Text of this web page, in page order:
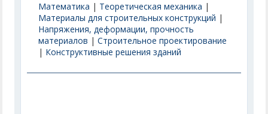
Математика | Теоретическая механика |
Материалы для строительных конструкций |
Напряжения, деформации, прочность
материалов |Строительное проектирование
| Конструктивные решения зданий